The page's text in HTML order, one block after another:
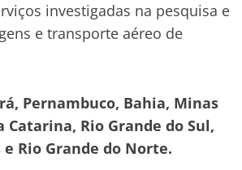
investigadas na pesquisa e
e transporte aéreo de
Pernambuco, Bahia, Minas
Catarina, Rio Grande do Sul,
Rio Grande do Norte.